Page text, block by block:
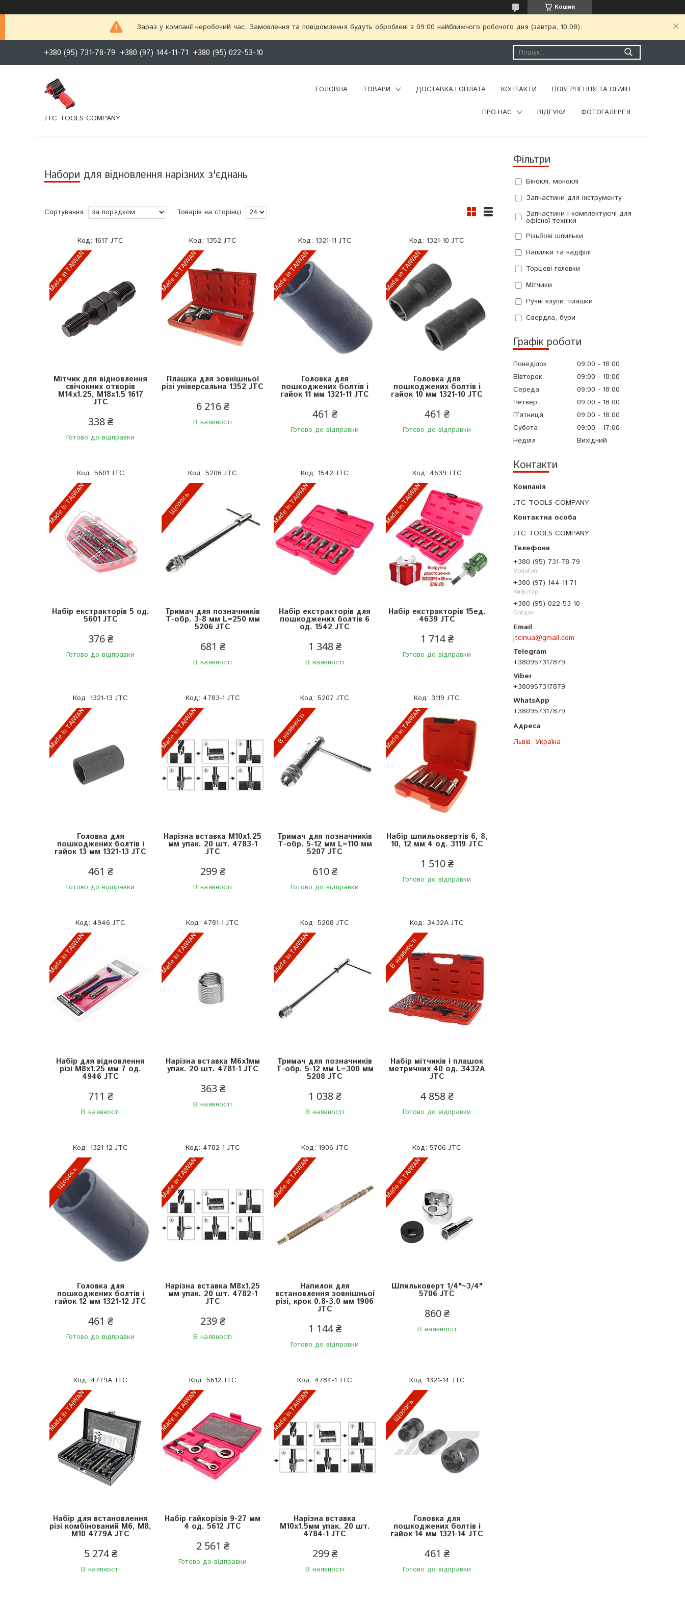
Кошик
Зараз у компанії неробочий час. Замовлення та повідомлення будуть оброблені з 09:00 найближчого робочого дня (завтра, 10.08).
+380 (95) 731-78-79 +380 (97) 144-11-71 +380 (95) 022-53-10
JTC TOOLS COMPANY
ГОЛОВНА ТОВАРИ ДОСТАВКА І ОПЛАТА КОНТАКТИ ПОВЕРНЕННЯ ТА ОБМІН
ПРО НАС ВІДГУКИ ФОТОГАЛЕРЕЯ
Фільтри
Біноклі, моноклі
Запчастини для інструменту
Запчастини і комплектуючі для
офісної техніки
Різьбові шпильки
Напилки та надфілі
Торцеві головки
Мітчики
Ручні клупи, плашки
Свердла, бури
Графік роботи
Понеділок 09:00
18:00
Вівторок
09:00
18:00
Середа
09:00
18:00
Четвер
09:00
18:00
Пʼятниця
09:00
18:00
Субота
09:00
17:00
Неділя
Вихідний
Контакти
JTC TOOLS COMPANY
JTC TOOLS COMPANY
+380 (95) 731-78-79
Vodafon
+380 (97) 144-11-71
Київстар
+380 (95) 022-53-10
Богдан
jtcinua@gmail.com
+380957317879
+380957317879
+380957317879
Львів, Україна
Набори для відновлення нарізних з'єднань
1617 JTC
Made in TAIWAN
Мітчик для відновлення
свічокних отворів
М14х1.25, М18х1.5 1617
JTC
338 ₴
Готово до відправки
1352 JTC
Made in TAIWAN
Плашка для зовнішньої
різі універсальна 1352 JTC
6 216 ₴
В наявності
1321-11 JTC
Made in TAIWAN
Головка для
пошкоджених болтів і
гайок 11 мм 1321-11 JTC
461 ₴
Готово до відправки
1321-10 JTC
Made in TAIWAN
Головка для
пошкоджених болтів і
гайок 10 мм 1321-10 JTC
461 ₴
Готово до відправки
5601 JTC
Made in TAIWAN
Набір екстракторів 5 од.
5601 JTC
376 ₴
Готово до відправки
5206 JTC
Щооось
Тримач для позначників
Т-обр. 3-8 мм L=250 мм
5206 JTC
681 ₴
В наявності
1542 JTC
Made in TAIWAN
Набір екстракторів для
пошкоджених болтів 6
од. 1542 JTC
1 348 ₴
В наявності
4639 JTC
Made in TAIWAN
Набір екстракторів 15ед.
4639 JTC
1 714 ₴
Готово до відправки
1321-13 JTC
Made in TAIWAN
Головка для
пошкоджених болтів і
гайок 13 мм 1321-13 JTC
461 ₴
Готово до відправки
4783-1 JTC
Made in TAIWAN
Нарізна вставка М10х1.25
мм упак. 20 шт. 4783-1
JTC
299 ₴
В наявності
5207 JTC
В наявності
Тримач для позначників
Т-обр. 5-12 мм L=110 мм
5207 JTC
610 ₴
Готово до відправки
3119 JTC
Made in TAIWAN
Набір шпильоквертів 6, 8,
10, 12 мм 4 од. 3119 JTC
1 510 ₴
Готово до відправки
4946 JTC
Made in TAIWAN
Набір для відновлення
різі М8х1.25 мм 7 од.
4946 JTC
711 ₴
В наявності
4781-1 JTC
Made in TAIWAN
Нарізна вставка М6х1мм
упак. 20 шт. 4781-1 JTC
363 ₴
В наявності
5208 JTC
Made in TAIWAN
Тримач для позначників
Т-обр. 5-12 мм L=300 мм
5208 JTC
1 038 ₴
В наявності
3432A JTC
В наявності
Набір мітчиків і плашок
метричних 40 од. 3432A
JTC
4 858 ₴
Готово до відправки
1321-12 JTC
Щооось
Головка для
пошкоджених болтів і
гайок 12 мм 1321-12 JTC
461 ₴
Готово до відправки
4782-1 JTC
Made in TAIWAN
Нарізна вставка М8х1.25
мм упак. 20 шт. 4782-1
JTC
239 ₴
В наявності
1906 JTC
Made in TAIWAN
Напилок для
встановлення зовнішньої
різі, крок 0.8-3.0 мм 1906
JTC
1 144 ₴
Готово до відправки
5706 JTC
Made in TAIWAN
Шпильковерт 1/4"~3/4"
5706 JTC
860 ₴
В наявності
4779A JTC
Made in TAIWAN
Набір для встановлення
різі комбінований М6, М8,
М10 4779A JTC
5 274 ₴
В наявності
5612 JTC
Made in TAIWAN
Набір гайкорізів 9-27 мм
4 од. 5612 JTC
2 561 ₴
Готово до відправки
4784-1 JTC
Made in TAIWAN
Нарізна вставка
М10х1.5мм упак. 20 шт.
4784-1 JTC
299 ₴
В наявності
1321-14 JTC
Щооось
Головка для
пошкоджених болтів і
гайок 14 мм 1321-14 JTC
461 ₴
Готово до відправки